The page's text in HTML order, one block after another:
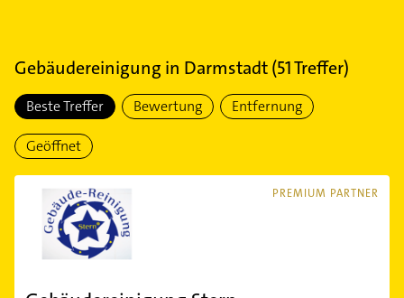
Gebäudereinigung in Darmstadt(51Treffer)
Beste Treffer Bewertung Entfernung
Geöffnet
PREMIUM PARTNER